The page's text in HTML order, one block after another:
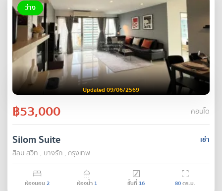
ว่าง
Updated 09/06/2569
฿53,000 คอนโด
เช่า
Silom Suite
สีลม สวีท , บางรัก , กรุงเทพ
ห้องนอน 2 ห้องน้ำ 1 ชั้นที่ 16 80ตร.ม.